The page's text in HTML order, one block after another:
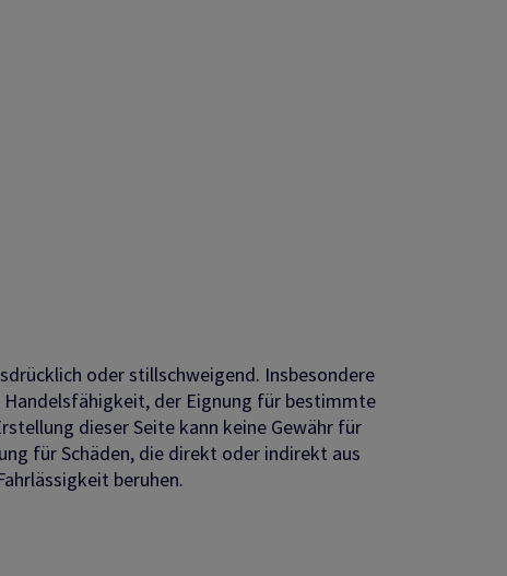
oder stillschweigend. Insbesondere
Handelsfähigkeit, der Eignung für bestimmte
dieser Seite kann keine Gewähr für
für Schäden, die direkt oder indirekt aus
beruhen.